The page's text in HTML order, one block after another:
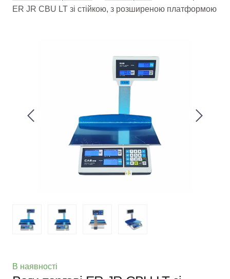
ER JR CBU LT зі стійкою, з розширеною платформою
В наявності